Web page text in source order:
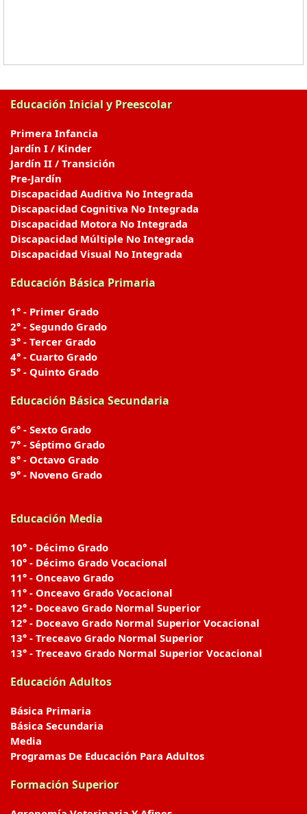
Educación Inicial y Preescolar
Primera Infancia
Jardín I / Kinder
Jardín II / Transición
Pre-Jardín
Discapacidad Auditiva No Integrada
Discapacidad Cognitiva No Integrada
Discapacidad Motora No Integrada
Discapacidad Múltiple No Integrada
Discapacidad Visual No Integrada
Educación Básica Primaria
1° - Primer Grado
2° - Segundo Grado
3° - Tercer Grado
4° - Cuarto Grado
5° - Quinto Grado
Educación Básica Secundaria
6° - Sexto Grado
7° - Séptimo Grado
8° - Octavo Grado
9° - Noveno Grado
Educación Media
10° - Décimo Grado
10° - Décimo Grado Vocacional
11° - Onceavo Grado
11° - Onceavo Grado Vocacional
12° - Doceavo Grado Normal Superior
12° - Doceavo Grado Normal Superior Vocacional
13° - Treceavo Grado Normal Superior
13° - Treceavo Grado Normal Superior Vocacional
Educación Adultos
Básica Primaria
Básica Secundaria
Media
Programas De Educación Para Adultos
Formación Superior